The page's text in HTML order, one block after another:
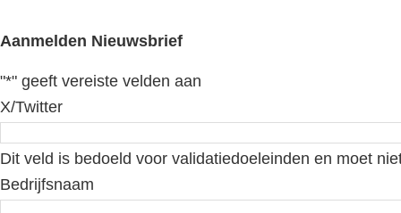
Aanmelden Nieuwsbrief
"*" geeft vereiste velden aan
X/Twitter
Dit veld is bedoeld voor validatiedoeleinden en moet
Bedrijfsnaam